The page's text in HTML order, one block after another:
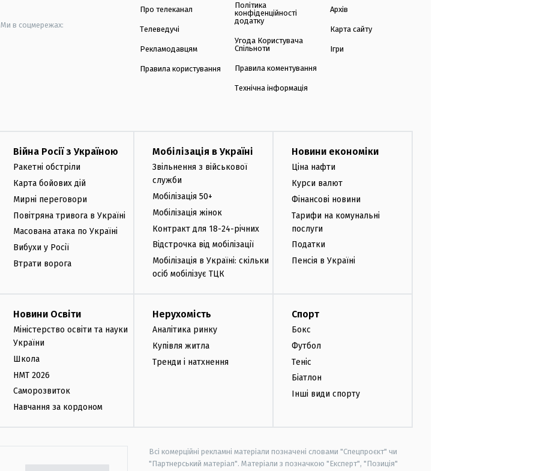
Ми в соцмережах:
Про телеканал
Телеведучі
Рекламодавцям
Правила користування
Політика
конфіденційності
додатку
Угода Користувача
Спільноти
Правила коментування
Технічна інформація
Архів
Карта сайту
Ігри
Війна Росії з Україною
Ракетні обстріли
Карта бойових дій
Мирні переговори
Повітряна тривога в Україні
Масована атака по Україні
Вибухи у Росії
Втрати ворога
Мобілізація в Україні
Звільнення з військової
служби
Мобілізація 50+
Мобілізація жінок
Контракт для 18-24-річних
Відстрочка від мобілізації
Мобілізація в Україні: скільки
осіб мобілізує ТЦК
Новини економіки
Ціна нафти
Курси валют
Фінансові новини
Тарифи на комунальні
послуги
Податки
Пенсія в Україні
Новини Освіти
Міністерство освіти та науки
України
Школа
НМТ 2026
Саморозвиток
Навчання за кордоном
Нерухомість
Аналітика ринку
Купівля житла
Тренди і натхнення
Спорт
Бокс
Футбол
Теніс
Біатлон
Інші види спорту
Всі комерційні рекламні матеріали позначені словами "Спецпроєкт" чи
"Партнерський матеріал". Матеріали з позначкою "Експерт", "Позиція"